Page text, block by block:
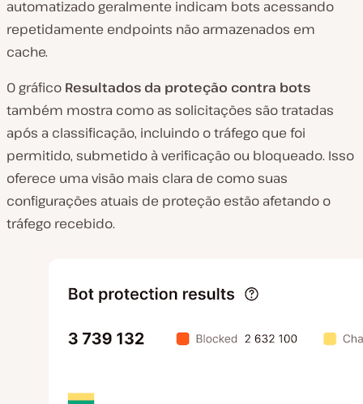
automatizado geralmente indicam bots acessando
repetidamente endpoints não armazenados em
cache.
O gráfico Resultados da proteção contra bots
também mostra como as solicitações são tratadas
após a classificação, incluindo o tráfego que foi
permitido, submetido à verificação ou bloqueado. Isso
oferece uma visão mais clara de como suas
configurações atuais de proteção estão afetando o
tráfego recebido.